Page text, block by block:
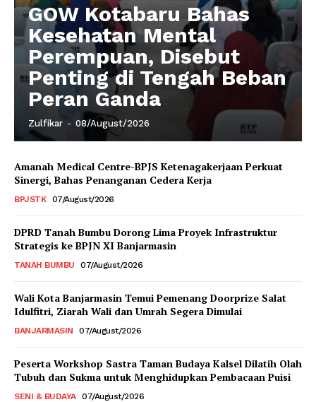
GOW Kotabaru Bahas
Kesehatan Mental
Perempuan, Disebut
Penting di Tengah Beban
Peran Ganda
Zulfikar - 08/August/2026
Amanah Medical Centre-BPJS Ketenagakerjaan Perkuat
Sinergi, Bahas Penanganan Cedera Kerja
BPJSTK 07/August/2026
DPRD Tanah Bumbu Dorong Lima Proyek Infrastruktur
Strategis ke BPJN XI Banjarmasin
TANAH BUMBU 07/August/2026
Wali Kota Banjarmasin Temui Pemenang Doorprize Salat
Idulfitri, Ziarah Wali dan Umrah Segera Dimulai
BANJARMASIN 07/August/2026
Peserta Workshop Sastra Taman Budaya Kalsel Dilatih Olah
Tubuh dan Sukma untuk Menghidupkan Pembacaan Puisi
SENI & BUDAYA 07/August/2026